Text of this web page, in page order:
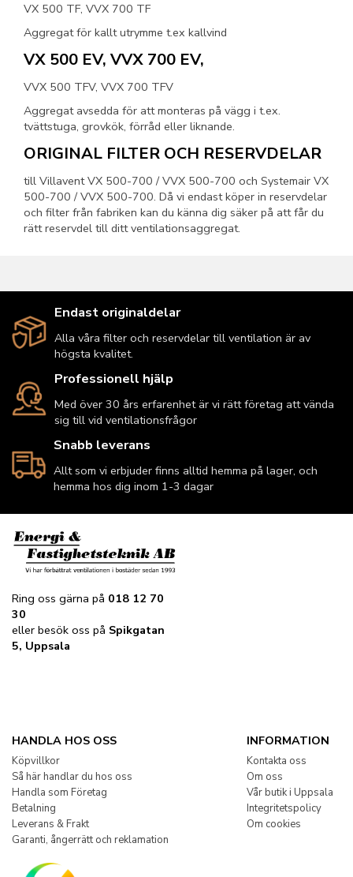
VX 500 TF, VVX 700 TF
Aggregat för kallt utrymme t.ex kallvind
VX 500 EV, VVX 700 EV,
VVX 500 TFV, VVX 700 TFV
Aggregat avsedda för att monteras på vägg i t.ex.
tvättstuga, grovkök, förråd eller liknande.
ORIGINAL FILTER OCH RESERVDELAR
till Villavent VX 500-700 / VVX 500-700 och Systemair VX
500-700 / VVX 500-700. Då vi endast köper in reservdelar
och filter från fabriken kan du känna dig säker på att får du
rätt reservdel till ditt ventilationsaggregat.
Endast originaldelar
Alla våra filter och reservdelar till ventilation är av
högsta kvalitet.
Professionell hjälp
Med över 30 års erfarenhet är vi rätt företag att vända
sig till vid ventilationsfrågor
Snabb leverans
Allt som vi erbjuder finns alltid hemma på lager, och
hemma hos dig inom 1-3 dagar
Ring oss gärna på 018 12 70
30
eller besök oss på Spikgatan
5, Uppsala
HANDLA HOS OSS
Köpvillkor
Så här handlar du hos oss
Handla som Företag
Betalning
Leverans & Frakt
Garanti, ångerrätt och reklamation
INFORMATION
Kontakta oss
Om oss
Vår butik i Uppsala
Integritetspolicy
Om cookies